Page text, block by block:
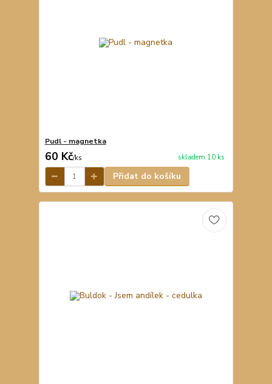
Pudl - magnetka
60 Kč/ks skladem 10 ks
Přidat do košíku